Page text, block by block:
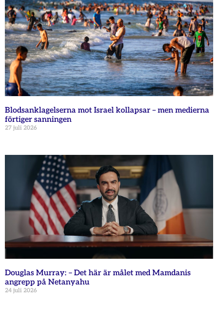
Blodsanklagelserna mot Israel kollapsar – men medierna
förtiger sanningen
27 juli 2026
Douglas Murray: – Det här är målet med Mamdanis
angrepp på Netanyahu
24 juli 2026